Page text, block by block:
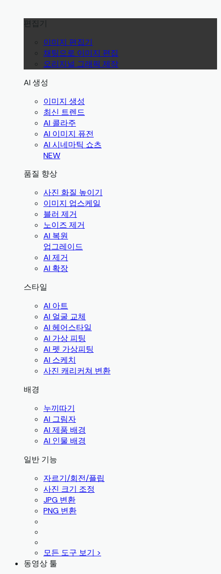
편집기
이미지 편집기
채팅으로 이미지 편집
오리지널 그래픽 제작
AI 생성
이미지 생성
최신 트렌드
AI 콜라주
AI 이미지 퓨전
AI 시네마틱 쇼츠
NEW
품질 향상
사진 화질 높이기
이미지 업스케일
블러 제거
노이즈 제거
AI 복원
업그레이드
AI 제거
AI 확장
스타일
AI 아트
AI 얼굴 교체
AI 헤어스타일
AI 가상 피팅
AI 펫 가상피팅
AI 스케치
사진 캐리커쳐 변환
배경
누끼따기
AI 그림자
AI 제품 배경
AI 인물 배경
일반 기능
자르기/회전/플립
사진 크기 조정
JPG 변환
PNG 변환
모든 도구 보기 >
동영상 툴